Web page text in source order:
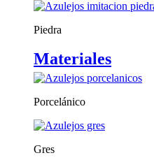
Piedra
Materiales
Porcelánico
Gres